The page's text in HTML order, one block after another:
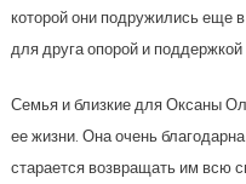
которой они подружились еще
для друга опорой и поддержкой
Семья и близкие для Оксаны
ее жизни. Она очень
старается возвращать им всю